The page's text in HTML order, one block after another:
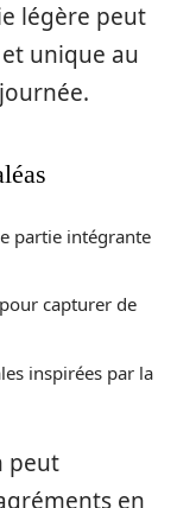
légère peut
unique au
partie intégrante
capturer de
inspirées par la
peut
en